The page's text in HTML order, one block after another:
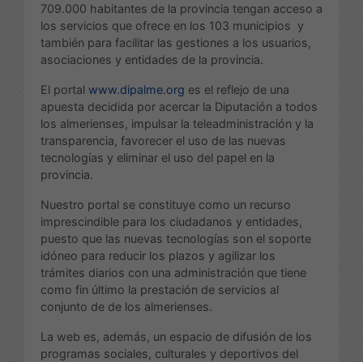
709.000 habitantes de la provincia tengan acceso a
los servicios que ofrece en los 103 municipios y
también para facilitar las gestiones a los usuarios,
asociaciones y entidades de la provincia.
El portal www.dipalme.org es el reflejo de una
apuesta decidida por acercar la Diputación a todos
los almerienses, impulsar la teleadministración y la
transparencia, favorecer el uso de las nuevas
tecnologías y eliminar el uso del papel en la
provincia.
Nuestro portal se constituye como un recurso
imprescindible para los ciudadanos y entidades,
puesto que las nuevas tecnologías son el soporte
idóneo para reducir los plazos y agilizar los
trámites diarios con una administración que tiene
como fin último la prestación de servicios al
conjunto de de los almerienses.
La web es, además, un espacio de difusión de los
programas sociales, culturales y deportivos del